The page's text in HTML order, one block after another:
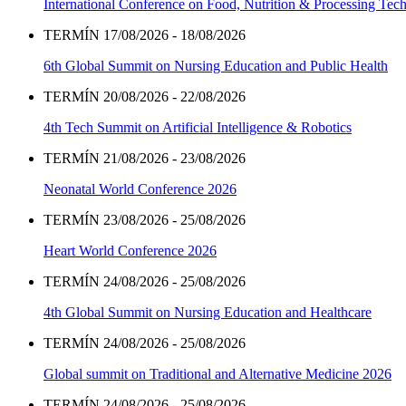
International Conference on Food, Nutrition & Processing
TERMÍN 17/08/2026 - 18/08/2026
6th Global Summit on Nursing Education and Public Health
TERMÍN 20/08/2026 - 22/08/2026
4th Tech Summit on Artificial Intelligence & Robotics
TERMÍN 21/08/2026 - 23/08/2026
Neonatal World Conference 2026
TERMÍN 23/08/2026 - 25/08/2026
Heart World Conference 2026
TERMÍN 24/08/2026 - 25/08/2026
4th Global Summit on Nursing Education and Healthcare
TERMÍN 24/08/2026 - 25/08/2026
Global summit on Traditional and Alternative Medicine 2026